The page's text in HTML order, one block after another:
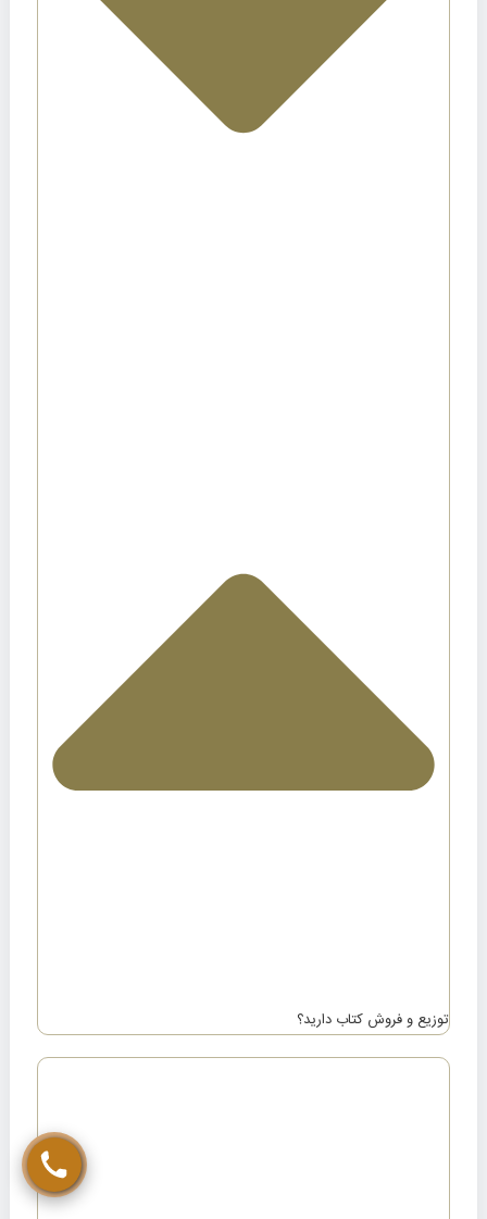
توزیع و فروش کتاب دارید؟
چت در ایتا (الهام مومن)